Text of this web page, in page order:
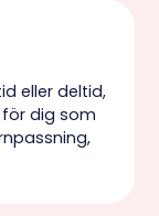
eller deltid,
dig som